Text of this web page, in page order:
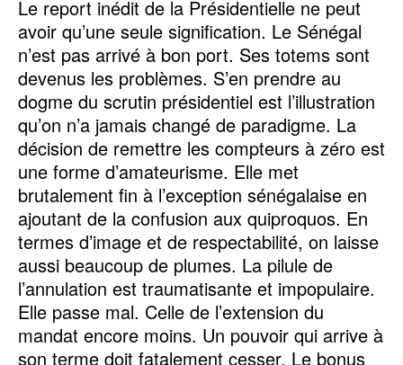
Le report inédit de la Présidentielle ne peut
avoir qu’une seule signification. Le Sénégal
n’est pas arrivé à bon port. Ses totems sont
devenus les problèmes. S’en prendre au
dogme du scrutin présidentiel est l’illustration
qu’on n’a jamais changé de paradigme. La
décision de remettre les compteurs à zéro est
une forme d’amateurisme. Elle met
brutalement fin à l’exception sénégalaise en
ajoutant de la confusion aux quiproquos. En
termes d’image et de respectabilité, on laisse
aussi beaucoup de plumes. La pilule de
l’annulation est traumatisante et impopulaire.
Elle passe mal. Celle de l’extension du
mandat encore moins. Un pouvoir qui arrive à
son terme doit fatalement cesser. Le bonus